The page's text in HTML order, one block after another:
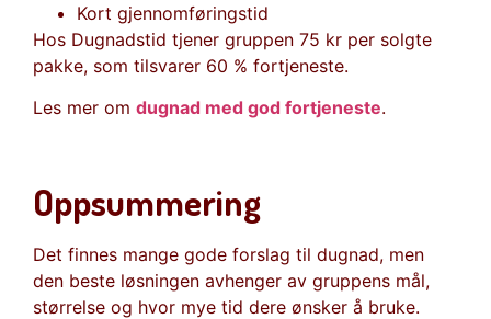
Kort gjennomføringstid
Hos Dugnadstid tjener gruppen 75 kr per solgte
pakke, som tilsvarer 60 % fortjeneste.
Les mer om dugnad med god fortjeneste.
Oppsummering
Det finnes mange gode forslag til dugnad, men
den beste løsningen avhenger av gruppens mål,
størrelse og hvor mye tid dere ønsker å bruke.